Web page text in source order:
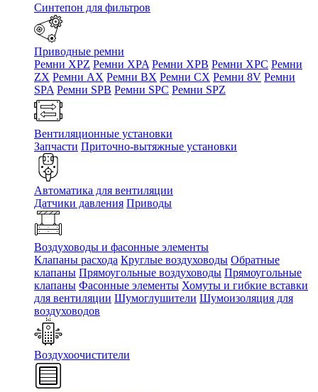
Синтепон для фильтров
Приводные ремни
Ремни XPZ Ремни XPA Ремни XPB Ремни XPC Ремни
ZX Ремни AX Ремни BX Ремни CX Ремни 8V Ремни
SPA Ремни SPB Ремни SPC Ремни SPZ
Вентиляционные установки
Запчасти Приточно-вытяжные установки
Автоматика для вентиляции
Датчики давления Приводы
Воздуховоды и фасонные элементы
Клапаны расхода Круглые воздуховоды Обратные
клапаны Прямоугольные воздуховоды Прямоугольные
клапаны Фасонные элементы Хомуты и гибкие вставки
для вентиляции Шумоглушители Шумоизоляция для
воздуховодов
Воздухоочистители